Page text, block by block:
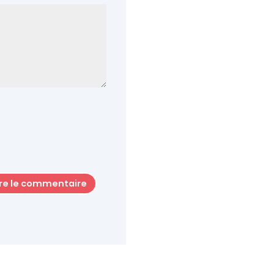
le commentaire